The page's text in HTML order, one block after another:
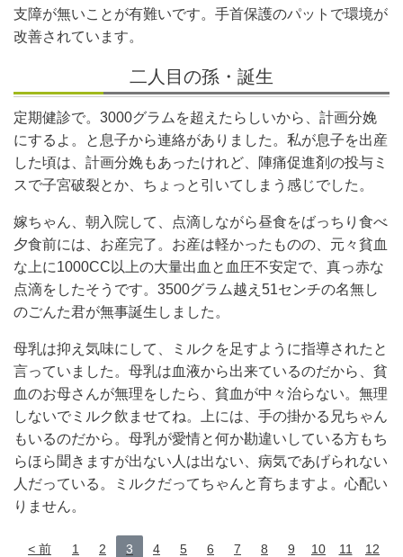
支障が無いことが有難いです。手首保護のパットで環境が
改善されています。
二人目の孫・誕生
定期健診で。3000グラムを超えたらしいから、計画分娩
にするよ。と息子から連絡がありました。私が息子を出産
した頃は、計画分娩もあったけれど、陣痛促進剤の投与ミ
スで子宮破裂とか、ちょっと引いてしまう感じでした。
嫁ちゃん、朝入院して、点滴しながら昼食をばっちり食べ
夕食前には、お産完了。お産は軽かったものの、元々貧血
な上に1000CC以上の大量出血と血圧不安定で、真っ赤な
点滴をしたそうです。3500グラム越え51センチの名無し
のごんた君が無事誕生しました。
母乳は抑え気味にして、ミルクを足すように指導されたと
言っていました。母乳は血液から出来ているのだから、貧
血のお母さんが無理をしたら、貧血が中々治らない。無理
しないでミルク飲ませてね。上には、手の掛かる兄ちゃん
もいるのだから。母乳が愛情と何か勘違いしている方もち
らほら聞きますが出ない人は出ない、病気であげられない
人だっている。ミルクだってちゃんと育ちますよ。心配い
りません。
前 1 2 3 4 5 6 7 8 9 10 11
12